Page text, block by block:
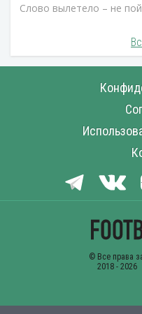
Слово вылетело – не